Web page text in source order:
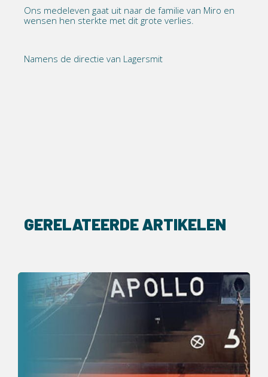
Ons medeleven gaat uit naar de familie van Miro en
wensen hen sterkte met dit grote verlies.
Namens de directie van Lagersmit
GERELATEERDE ARTIKELEN